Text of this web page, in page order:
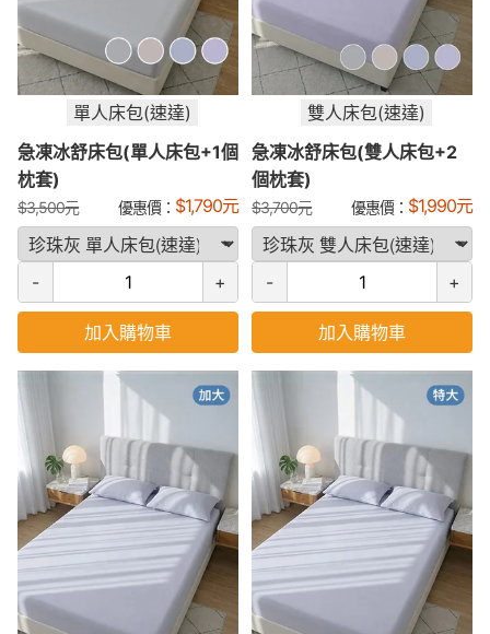
單人床包(速達)
急凍冰舒床包(單人床包+1個
枕套)
$3,500元 優惠價： $1,790元
- +
加入購物車
雙人床包(速達)
急凍冰舒床包(雙人床包+2
個枕套)
$3,700元 優惠價： $1,990元
- +
加入購物車